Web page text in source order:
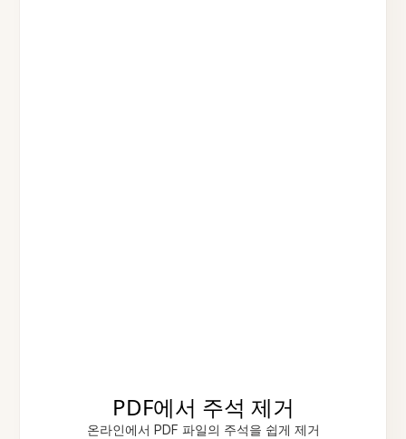
PDF에서 주석 제거
온라인에서 PDF 파일의 주석을 쉽게 제거